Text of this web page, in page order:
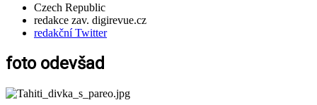
Czech Republic
redakce zav. digirevue.cz
redakční Twitter
foto odevšad